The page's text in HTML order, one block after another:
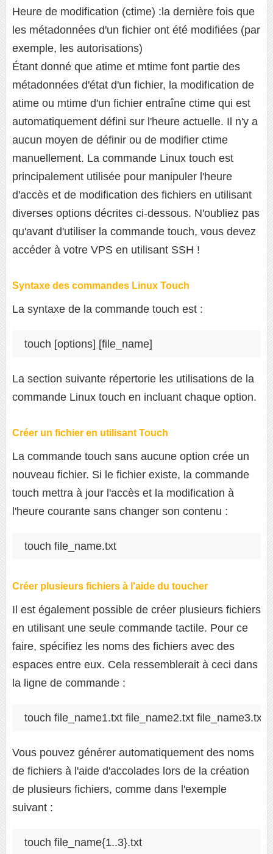
Heure de modification (ctime) :la dernière fois que
les métadonnées d'un fichier ont été modifiées (par
exemple, les autorisations)
Étant donné que atime et mtime font partie des
métadonnées d'état d'un fichier, la modification de
atime ou mtime d'un fichier entraîne ctime qui est
automatiquement défini sur l'heure actuelle. Il n'y a
aucun moyen de définir ou de modifier ctime
manuellement. La commande Linux touch est
principalement utilisée pour manipuler l'heure
d'accès et de modification des fichiers en utilisant
diverses options décrites ci-dessous. N'oubliez pas
qu'avant d'utiliser la commande touch, vous devez
accéder à votre VPS en utilisant SSH !
Syntaxe des commandes Linux Touch
La syntaxe de la commande touch est :
touch [options] [file_name]
La section suivante répertorie les utilisations de la
commande Linux touch en incluant chaque option.
Créer un fichier en utilisant Touch
La commande touch sans aucune option crée un
nouveau fichier. Si le fichier existe, la commande
touch mettra à jour l'accès et la modification à
l'heure courante sans changer son contenu :
touch file_name.txt
Créer plusieurs fichiers à l'aide du toucher
Il est également possible de créer plusieurs fichiers
en utilisant une seule commande tactile. Pour ce
faire, spécifiez les noms des fichiers avec des
espaces entre eux. Cela ressemblerait à ceci dans
la ligne de commande :
touch file_name1.txt file_name2.txt file_name3.txt
Vous pouvez générer automatiquement des noms
de fichiers à l'aide d'accolades lors de la création
de plusieurs fichiers, comme dans l'exemple
suivant :
touch file_name{1..3}.txt